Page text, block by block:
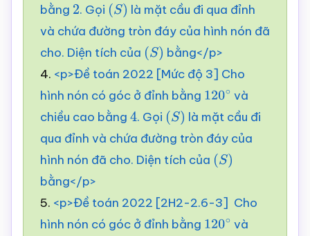
bằng 2. Gọi (S) là mặt cầu đi qua đỉnh
và chứa đường tròn đáy của hình nón đã
cho. Diện tích của (S) bằng</p>
4. <p>Đề toán 2022 [Mức độ 3] Cho
hình nón có góc ở đỉnh bằng 120∘ và
chiều cao bằng 4. Gọi (S) là mặt cầu đi
qua đỉnh và chứa đường tròn đáy của
hình nón đã cho. Diện tích của (S)
bằng</p>
5. <p>Đề toán 2022 [2H2-2.6-3] Cho
hình nón có góc ở đỉnh bằng 120∘ và